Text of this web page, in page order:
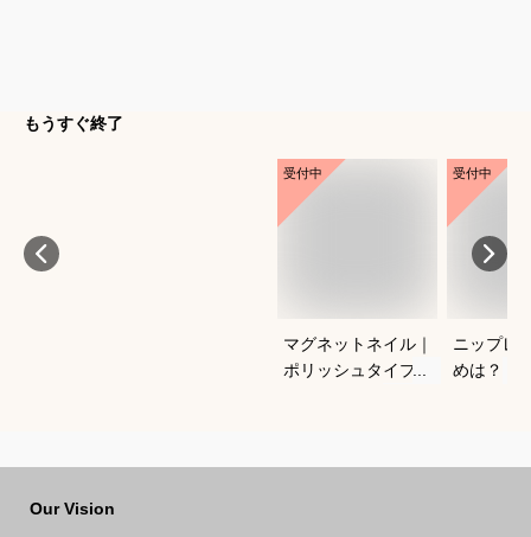
もうすぐ終了
受付中
マグネットネイル｜
ポリッシュタイプで
受付中
ニップレ
めは？
Our Vision